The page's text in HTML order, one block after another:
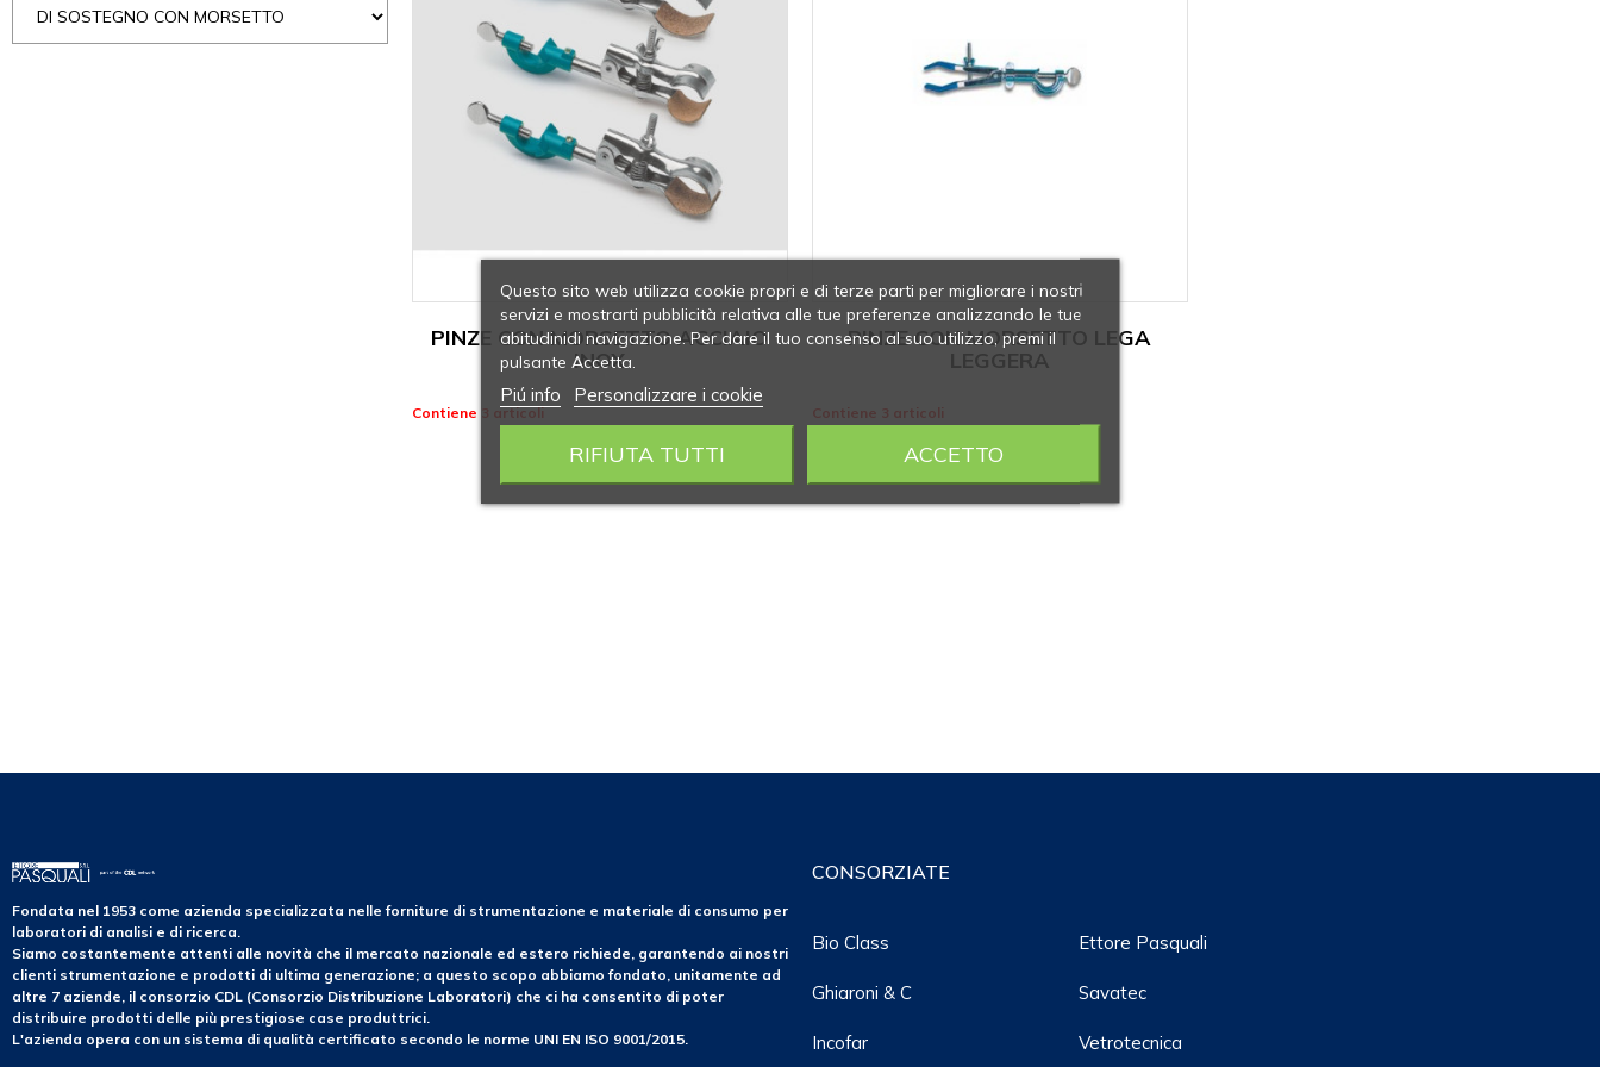
PINZE CON MORSETTO ACCIAIO
INOX
Contiene 3 articoli
PINZE CON MORSETTO LEGA
LEGGERA
Contiene 3 articoli
Fondata nel 1953 come azienda specializzata nelle forniture di strumentazione e materiale di consumo per
laboratori di analisi e di ricerca.
Siamo costantemente attenti alle novità che il mercato nazionale ed estero richiede, garantendo ai nostri
clienti strumentazione e prodotti di ultima generazione; a questo scopo abbiamo fondato, unitamente ad
altre 7 aziende, il consorzio CDL (Consorzio Distribuzione Laboratori) che ci ha consentito di poter
distribuire prodotti delle più prestigiose case produttrici.
L'azienda opera con un sistema di qualità certificato secondo le norme UNI EN ISO 9001/2015.
CONSORZIATE
Bio Class
Ghiaroni & C
Incofar
Ettore Pasquali
Savatec
Vetrotecnica
Questo sito web utilizza cookie propri e di terze parti per migliorare i nostri
servizi e mostrarti pubblicità relativa alle tue preferenze analizzando le tue
abitudinidi navigazione. Per dare il tuo consenso al suo utilizzo, premi il
pulsante Accetta.
Piú info Personalizzare i cookie
RIFIUTA TUTTI ACCETTO